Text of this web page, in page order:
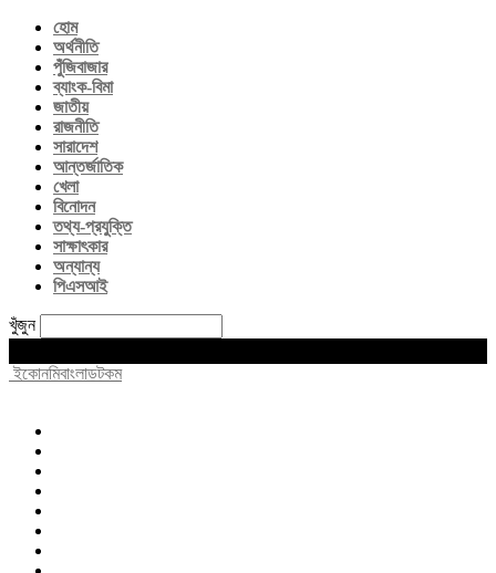
হোম
অর্থনীতি
পুঁজিবাজার
ব্যাংক-বিমা
জাতীয়
রাজনীতি
সারাদেশ
আন্তর্জাতিক
খেলা
বিনোদন
তথ্য-প্রযুক্তি
সাক্ষাৎকার
অন্যান্য
পিএসআই
খুঁজুন
ইকোনমিবাংলাডটকম